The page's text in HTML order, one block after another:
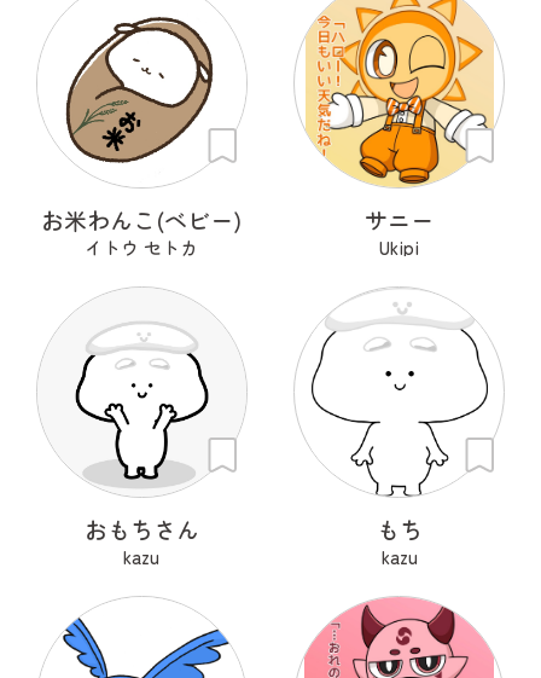
お米わんこ(ベビー)
イトウ セトカ
サニー
Ukipi
おもちさん
kazu
もち
kazu